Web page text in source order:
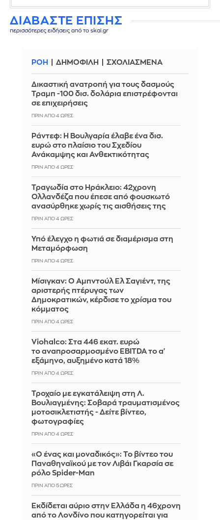
ΔΙΑΒΑΣΤΕ ΕΠΙΣΗΣ
περισσότερες ειδήσεις από το skai.gr
ΡΟΗ ΔΗΜΟΦΙΛΗ ΣΧΟΛΙΑΣΜΕΝΑ
Δικαστική ανατροπή για τους δασμούς
Τραμπ -100 δισ. δολάρια επιστρέφονται
σε επιχειρήσεις
ΠΡΙΝ ΑΠΌ 4 ΏΡΕΣ
Ράντεφ: Η Βουλγαρία έλαβε ένα δισ.
ευρώ στο πλαίσιο του Σχεδίου
Ανάκαμψης και Ανθεκτικότητας
ΠΡΙΝ ΑΠΌ 4 ΏΡΕΣ
Τραγωδία στο Ηράκλειο: 42χρονη
Ολλανδέζα που έπεσε από φουσκωτό
ανασύρθηκε χωρίς τις αισθήσεις της
ΠΡΙΝ ΑΠΌ 4 ΏΡΕΣ
Υπό έλεγχο η φωτιά σε διαμέρισμα στη
Μεταμόρφωση
ΠΡΙΝ ΑΠΌ 4 ΏΡΕΣ
Μίσιγκαν: Ο Αμπντούλ Ελ Σαγιέντ, της
αριστερής πτέρυγας των
Δημοκρατικών, κέρδισε το χρίσμα του
κόμματος
ΠΡΙΝ ΑΠΌ 4 ΏΡΕΣ
Viohalco: Στα 446 εκατ. ευρώ
το αναπροσαρμοσμένο EBITDA το α'
εξάμηνο, αυξημένο κατά 18%
ΠΡΙΝ ΑΠΌ 4 ΏΡΕΣ
Τροχαίο με εγκατάλειψη στη Λ.
Βουλιαγμένης: Σοβαρά τραυματισμένος
μοτοσικλετιστής - Δείτε βίντεο,
φωτογραφίες
ΠΡΙΝ ΑΠΌ 4 ΏΡΕΣ
«Ο ένας και μοναδικός»: Το βίντεο του
Παναθηναϊκού με τον Λιβάι Γκαρσία σε
ρόλο Spider-Man
ΠΡΙΝ ΑΠΌ 5 ΏΡΕΣ
Εκδίδεται αύριο στην Ελλάδα η 46χρονη
από το Λονδίνο που κατηγορείται για